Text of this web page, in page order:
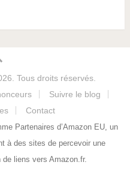
Tous droits réservés.
Suivre le blog
Contact
Partenaires d’Amazon EU, un
à des sites de percevoir une
liens vers Amazon.fr.